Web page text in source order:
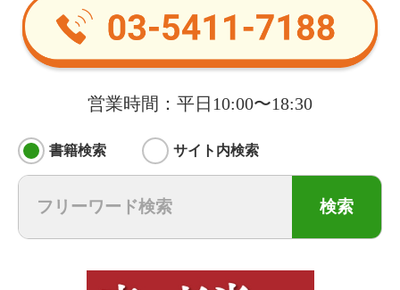
営業時間：平日10:00〜18:30
書籍検索 サイト内検索
検索